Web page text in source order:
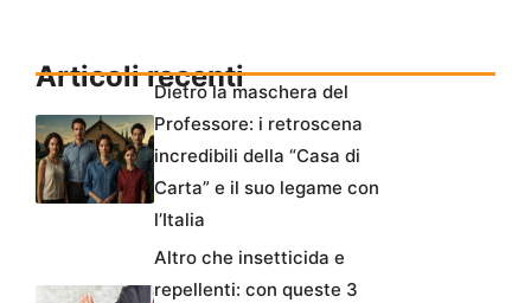
Articoli recentiDietro la maschera del
Professore: i retroscena
incredibili della “Casa di
Carta” e il suo legame con
l’Italia
Altro che insetticida e
repellenti: con queste 3